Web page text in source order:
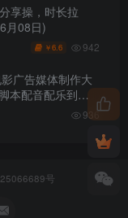
享操，时长拉
月08日)
￥6.6 942
广告媒体制作大
本配音配乐到电
实战（中英字 936
号